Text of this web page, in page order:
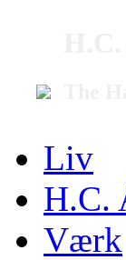
Liv
H.C.
Værk